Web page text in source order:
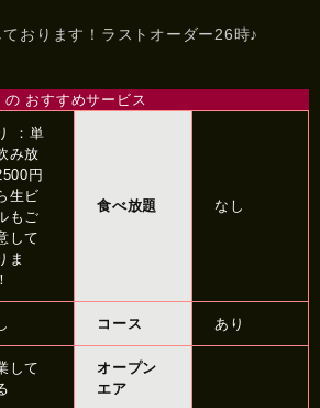
おります！ラストオーダー26時♪
おすすめサービス
：単
み放
円
生ビ
もご
して
ま
食べ放題 なし
コース あり
して
オープン
エア